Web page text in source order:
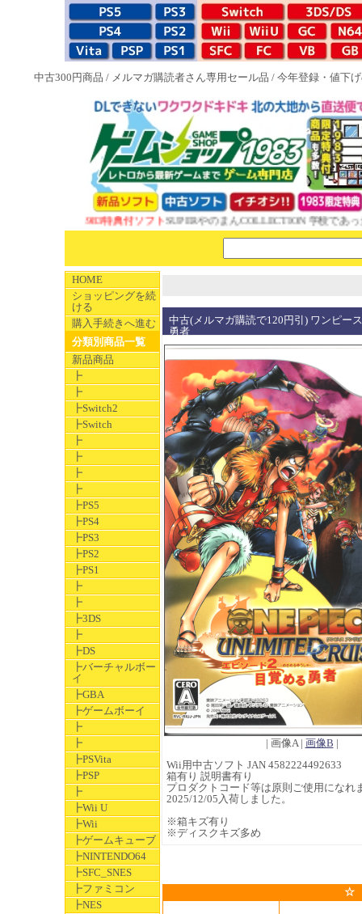
中古300円商品 / メルマガ購読者さん専用セール品 / 今年登録・値下
NEW 1983特典付ソフトSUPERやのまんCOLLECTION 学校であった
HOME
ショッピングを続
ける
購入手続きへ進む
分類別商品一覧
新品商品
┣
┣
┣Switch2
┣Switch
┣
┣
┣
┣
┣PS5
┣PS4
┣PS3
┣PS2
┣PS1
┣
┣
┣3DS
┣
┣DS
┣バーチャルボー
イ
┣GBA
┣ゲームボーイ
┣
┣
┣PSVita
┣PSP
┣
┣Wii U
┣Wii
┣ゲームキューブ
┣NINTENDO64
┣SFC_SNES
┣ファミコン
┣NES
中古(メルマガ購読で120円引) ワンピー
勇者
| 画像A | 画像B |
Wii用中古ソフト JAN 4582224492633
箱有り 説明書有り
プロダクトコード等は原則ご使用になれ
2025/12/05入荷しました。
※箱キズ有り
※ディスクキズ多め
☆